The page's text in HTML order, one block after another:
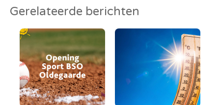
Gerelateerde berichten